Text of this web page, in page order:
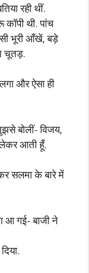
रही थीं.
थी. पांच
भूरी आँखें, बड़े
चूतड़.
और ऐसा ही
बोलीं- विजय,
आती हूँ.
सलमा के बारे में
आ गई- बाजी ने